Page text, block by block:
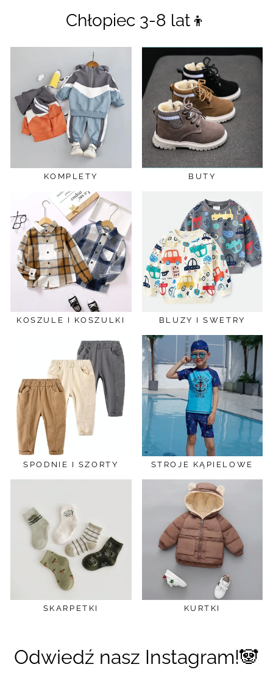
Chłopiec 3-8 lat👦
KOMPLETY BUTY
KOSZULE I KOSZULKI BLUZY I SWETRY
SPODNIE I SZORTY STROJE KĄPIELOWE
SKARPETKI KURTKI
Odwiedź nasz Instagram!🐼